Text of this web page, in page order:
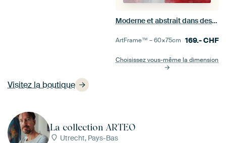
Visitez la boutique
Moderne et abstrait dans des couleurs pastel
ArtFrame™ –60×75cm 169.-CHF
Choisissez vous-même la dimension
La collection ARTEO
Utrecht, Pays-Bas